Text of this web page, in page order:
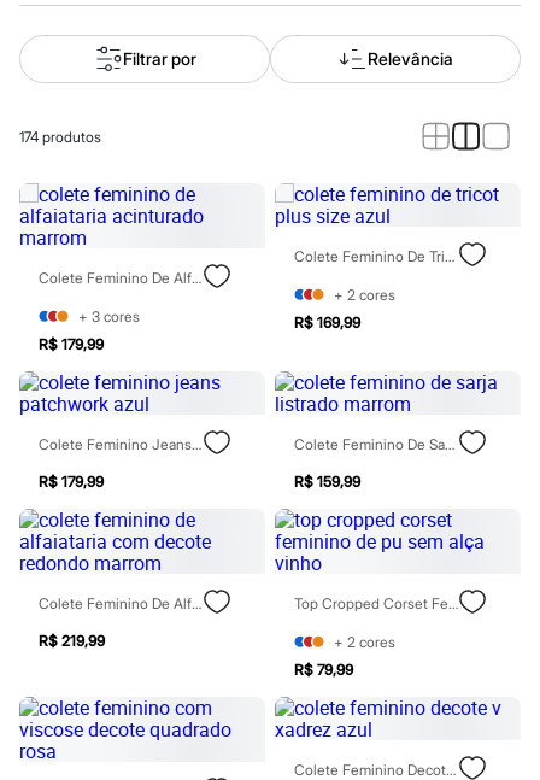
Alfaiataria
Novidades
Roupas
Blusas e Camisetas
Casacos e Jaquetas
Macacões
Saias
Shorts e Bermudas
Vestidos
Acessórios
Bonés e Chapéus
Bijoux
Óculos
Relógios
Botas
Chinelos
Rasteirinhas
Sandálias
Sapatilhas
Tênis
Marcas
City
Mindset
Moda esportiva
Acessórios
Blusas
Filtrar por Relevância
174 produtos
Colete Feminino De Alfaiataria Acinturado Marrom
+ 3 cores
R$ 179,99
Colete Feminino De Tricot Plus Size Azul
+ 2 cores
R$ 169,99
Colete Feminino Jeans Patchwork Azul
R$ 179,99
Colete Feminino De Sarja Listrado Marrom
R$ 159,99
Colete Feminino De Alfaiataria Com Decote Redondo Marrom
R$ 219,99
Top Cropped Corset Feminino De Pu Sem Alça Vinho
+ 2 cores
R$ 79,99
Colete Feminino Decote V Xadrez Azul